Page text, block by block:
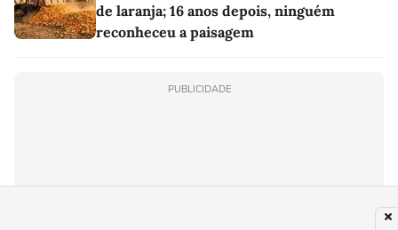
de laranja; 16 anos depois, ninguém
reconheceu a paisagem
PUBLICIDADE